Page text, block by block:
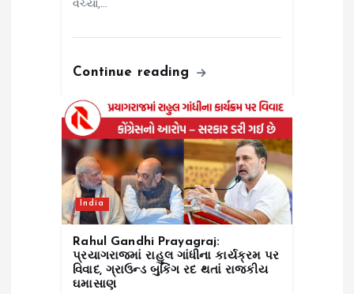
વેચ્યા,…
Continue reading
India
Rahul Gandhi Prayagraj:
પ્રયાગરાજમાં રાહુલ ગાંધીના કાર્યક્રમ પર
વિવાદ, ગ્રાઉન્ડ બુકિંગ રદ થતાં રાજકીય
ઘમાસાણ